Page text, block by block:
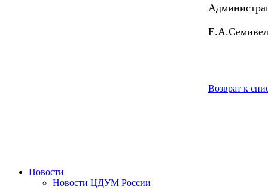
Возврат к
Новости
Новости ЦДУМ России